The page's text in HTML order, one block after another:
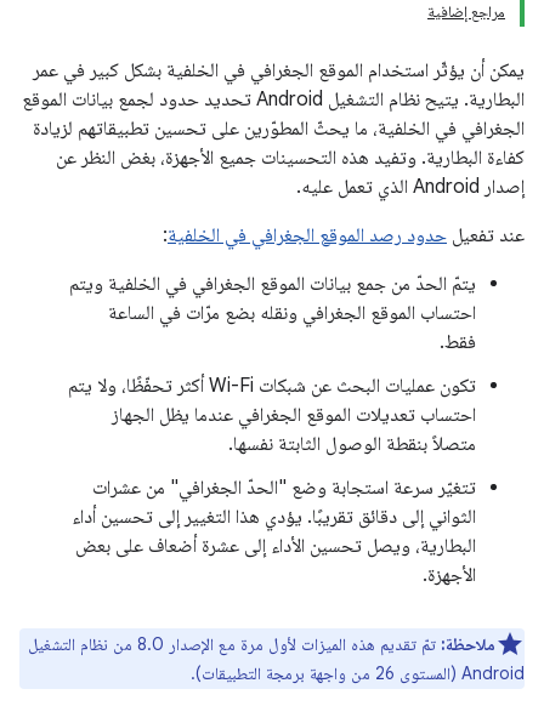
مراجع إضافية
يمكن أن يؤثّر استخدام الموقع الجغرافي في الخلفية بشكل كبير في عمر
البطارية. يتيح نظام التشغيل Android تحديد حدود لجمع بيانات الموقع
الجغرافي في الخلفية، ما يحثّ المطوّرين على تحسين تطبيقاتهم لزيادة
كفاءة البطارية. وتفيد هذه التحسينات جميع الأجهزة، بغض النظر عن
إصدار Android الذي تعمل عليه.
عند تفعيل حدود رصد الموقع الجغرافي في الخلفية:
يتمّ الحدّ من جمع بيانات الموقع الجغرافي في الخلفية ويتم
احتساب الموقع الجغرافي ونقله بضع مرّات في الساعة
فقط.
تكون عمليات البحث عن شبكات Wi-Fi أكثر تحفّظًا، ولا يتم
احتساب تعديلات الموقع الجغرافي عندما يظل الجهاز
متصلاً بنقطة الوصول الثابتة نفسها.
تتغيّر سرعة استجابة وضع "الحدّ الجغرافي" من عشرات
الثواني إلى دقائق تقريبًا. يؤدي هذا التغيير إلى تحسين أداء
البطارية، ويصل تحسين الأداء إلى عشرة أضعاف على بعض
الأجهزة.
ملاحظة:
تمّ تقديم هذه الميزات لأول مرة مع الإصدار 8.0 من نظام التشغيل
Android (المستوى 26 من واجهة برمجة التطبيقات).